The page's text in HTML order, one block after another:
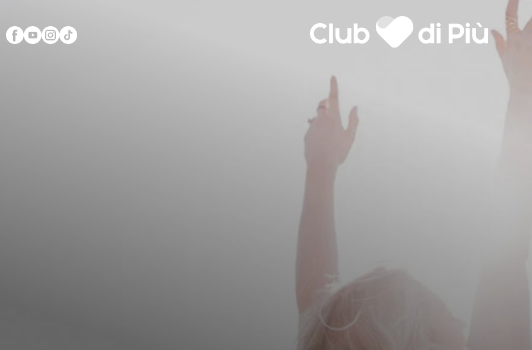
Le testimonianze Club di Più